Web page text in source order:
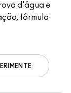
d'água e
fórmula